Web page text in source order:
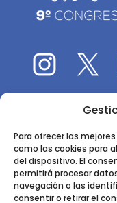
Para ofrecer las
como las cookies para
del dispositivo. El
permitirá procesar
navegación o las
consentir o retirar el
El 9CFE es una
Instituto de
Ctra. de la